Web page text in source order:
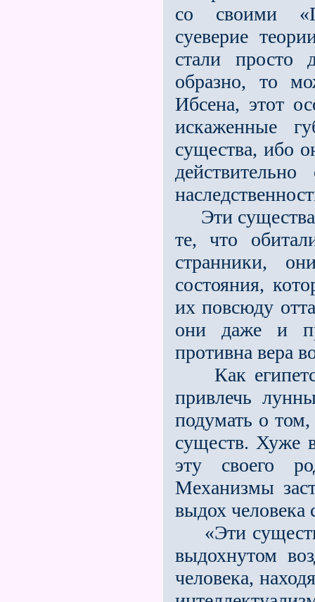
со своими
суеверие
стали просто
образно, то
Ибсена, этот
искаженные
существа, ибо
Эти существа
те, что
странники,
состояния,
их повсюду
они даже и
противна вера
Как
привлечь
подумать о
существ. Хуже
эту своего
Механизмы
выдох человека
«Эти
выдохнутом
человека,